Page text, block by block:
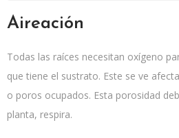
Aireación
Todas las raíces necesitan oxígeno
que tiene el sustrato. Este se ve
o poros ocupados. Esta porosidad
planta, respira.